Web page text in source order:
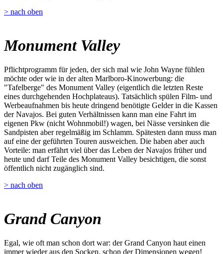
> nach oben
Monument Valley
Pflichtprogramm für jeden, der sich mal wie John Wayne fühlen
möchte oder wie in der alten Marlboro-Kinowerbung: die
"Tafelberge" des Monument Valley (eigentlich die letzten Reste
eines durchgehenden Hochplateaus). Tatsächlich spülen Film- und
Werbeaufnahmen bis heute dringend benötigte Gelder in die Kassen
der Navajos. Bei guten Verhältnissen kann man eine Fahrt im
eigenen Pkw (nicht Wohnmobil!) wagen, bei Nässe versinken die
Sandpisten aber regelmäßig im Schlamm. Spätesten dann muss man
auf eine der geführten Touren ausweichen. Die haben aber auch
Vorteile: man erfährt viel über das Leben der Navajos früher und
heute und darf Teile des Monument Valley besichtigen, die sonst
öffentlich nicht zugänglich sind.
> nach oben
Grand Canyon
Egal, wie oft man schon dort war: der Grand Canyon haut einen
immer wieder aus den Socken, schon der Dimensionen wegen!